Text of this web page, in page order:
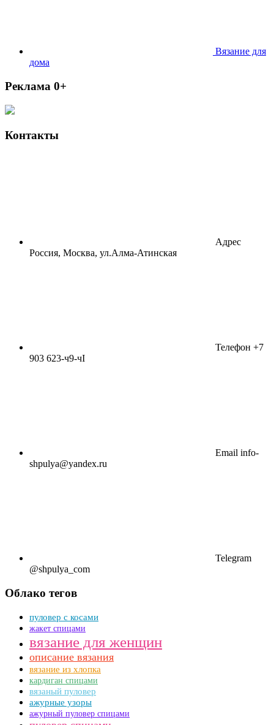
Вязание для
дома
Реклама 0+
Контакты
Адрес
Россия, Москва, ул.Алма-Атинская
Телефон +7
903 623-ч9-чI
Email info-
shpulya@yandex.ru
Telegram
@shpulya_com
Облако тегов
пуловер с косами
жакет спицами
вязание для женщин
описание вязания
вязание из хлопка
кардиган спицами
вязаный пуловер
ажурные узоры
ажурный пуловер спицами